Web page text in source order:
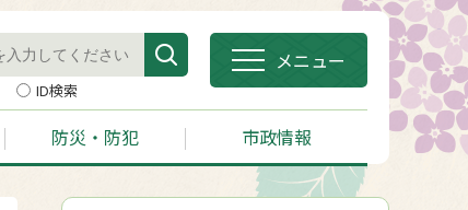
ID検索
メニュー
防災・防犯 市政情報